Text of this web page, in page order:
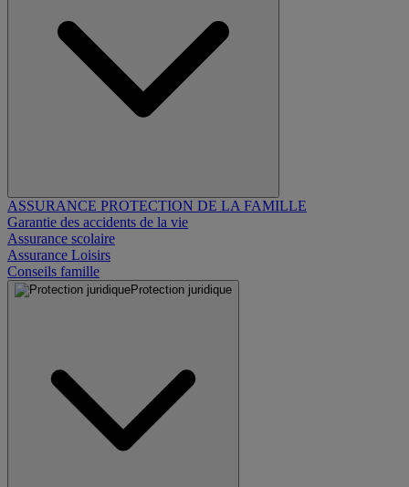
ASSURANCE PROTECTION DE LA FAMILLE
Garantie des accidents de la vie
Assurance scolaire
Assurance Loisirs
Conseils famille
Protection juridique